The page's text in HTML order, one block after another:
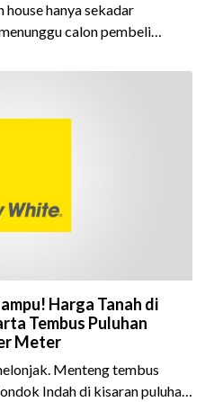
house hanya sekadar
calon pembeli
dan kerja sama tim yang
memiliki peran penting.
Harga Tanah di
Tembus Puluhan
Meter
Menteng tembus
Indah di kisaran puluhan